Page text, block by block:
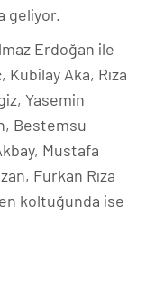
geliyor.
Erdoğan ile
Aka, Rıza
Yasemin
Bestemsu
Mustafa
Furkan Rıza
koltuğunda ise